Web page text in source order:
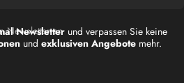
Newsletter an
Newsletter und verpassen Sie keine
und exklusiven Angebote mehr.